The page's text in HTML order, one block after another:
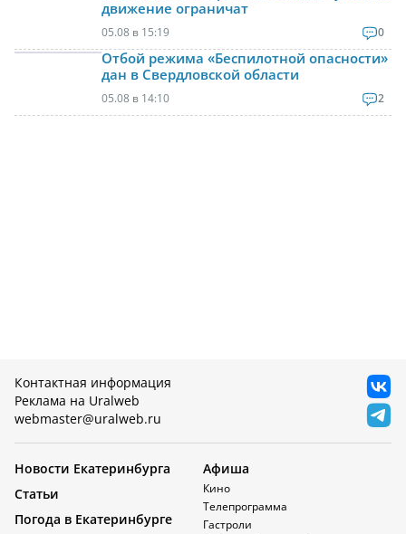
движение ограничат
05.08 в 15:19 0
Отбой режима «Беспилотной опасности»
дан в Свердловской области
05.08 в 14:10 2
Контактная информация
Реклама на Uralweb
webmaster@uralweb.ru
Новости Екатеринбурга
Статьи
Погода в Екатеринбурге
Афиша
Кино
Телепрограмма
Гастроли